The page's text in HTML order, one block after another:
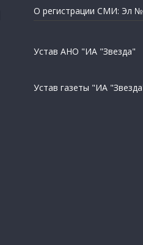
О регистрации СМИ: Эл
Устав АНО "ИА "Звезда"
Устав газеты "ИА